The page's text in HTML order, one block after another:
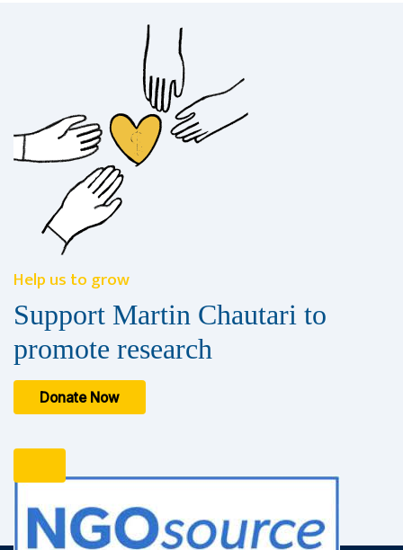
Help us to grow
Support Martin Chautari to
promote research
Donate Now